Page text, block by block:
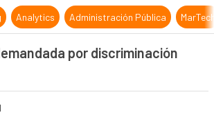
Analytics Administración Pública
por discriminación